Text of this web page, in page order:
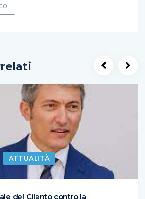
ATTUALITÀ
del Cilento contro la